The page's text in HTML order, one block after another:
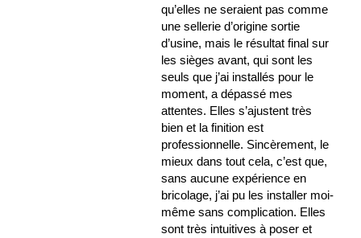
qu’elles ne seraient pas comme
une sellerie d’origine sortie
d’usine, mais le résultat final sur
les sièges avant, qui sont les
seuls que j’ai installés pour le
moment, a dépassé mes
attentes. Elles s’ajustent très
bien et la finition est
professionnelle. Sincèrement, le
mieux dans tout cela, c’est que,
sans aucune expérience en
bricolage, j’ai pu les installer moi-
même sans complication. Elles
sont très intuitives à poser et